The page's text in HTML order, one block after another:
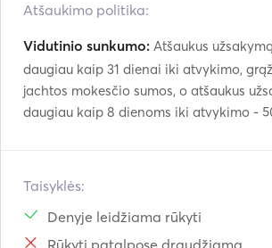
EXTRA INFORMATION:
Insurance included.
Only mooring in base port included.
Not available without skipper.
Mandatory final cleaning 90 € / day
Sheets and towels 15€ p.p.
Atšaukimo politika:
Vidutinio sunkumo: Atšaukus
daugiau kaip 31 dienai iki atvykimo,
jachtos mokesčio sumos, o atšaukus
daugiau kaip 8 dienoms iki atvykimo -
Taisyklės:
Denyje leidžiama rūkyti
Rūkyti patalpose draudžiama